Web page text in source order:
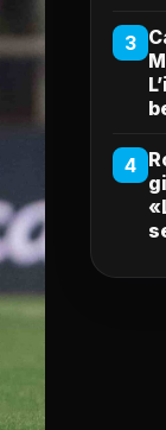
3
4